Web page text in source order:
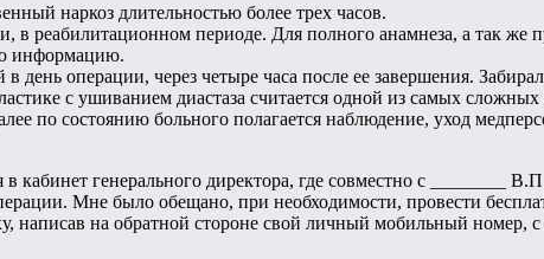
наркоз длительностью более трех часов.
в реабилитационном периоде. Для полного анамнеза, а так же
информацию.
операции, через четыре часа после ее завершения.
с ушиванием диастаза считается одной из самых сложных
по состоянию больного полагается наблюдение, уход
генерального директора, где совместно с ________
Мне было обещано, при необходимости, провести
написав на обратной стороне свой личный мобильный номер,